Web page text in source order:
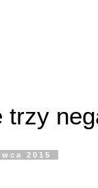
trzy
2015